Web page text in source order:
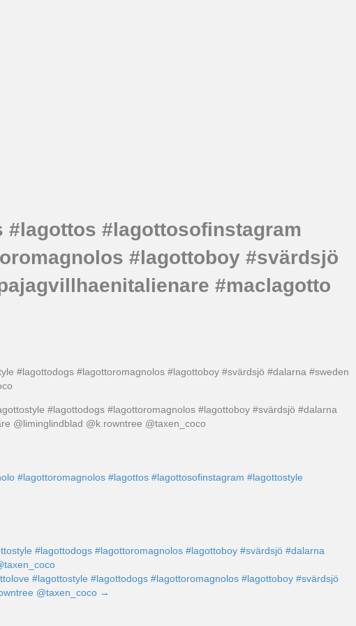
#lagottosofinstagram
#lagottoboy #svärdsjö
#maclagotto
#lagottodogs #lagottoromagnolos #lagottoboy #svärdsjö #dalarna #sweden
#lagottoromagnolos #lagottos #lagottosofinstagram #lagottostyle
#lagottodogs #lagottoromagnolos #lagottoboy #svärdsjö #dalarna
#lagottostyle #lagottodogs #lagottoromagnolos #lagottoboy #svärdsjö
@taxen_coco →